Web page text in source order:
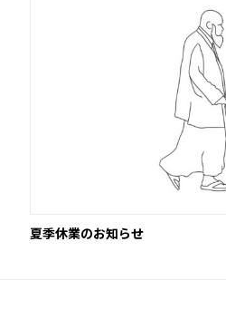
夏季休業のお知らせ